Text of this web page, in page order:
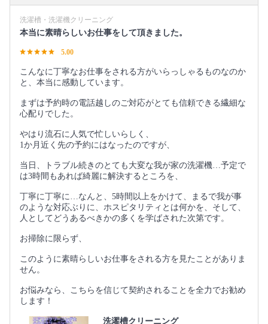
洗濯槽・洗濯機クリーニング
本当に素晴らしいお仕事をして頂きました。
5.00
こんなに丁寧なお仕事をされる方がいらっしゃるものなのか
と、本当に感動しています。
まずは予約時の電話越しのご対応がとても信頼できる繊細な
心配りでした。
やはり流石に人気で忙しいらしく、
1か月近く先の予約にはなったのですが、
当日、トラブル続きのとても大変な我が家の洗濯機…予定で
は3時間もあれば綺麗に解決するところを、
丁寧に丁寧に…なんと、5時間以上をかけて、まるで我が事
のような対応ぶりに、ホスピタリティとは何かを、そして、
人としてどうあるべきかの多くを学ばされた次第です。
お掃除に限らず、
このように素晴らしいお仕事をされる方を見たことがありま
せん。
お悩みなら、こちらを信じて契約されることを全力でお勧め
します！
洗濯槽クリーニング